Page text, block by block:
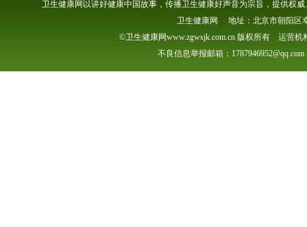
卫生健康网以讲好健康中国故事，传播卫生健康好声音为宗旨，提供权
卫生健康网 地址：北京市朝阳区
©卫生健康网www.zgwsjk.com.cn 版权所有 运营
不良信息举报邮箱：